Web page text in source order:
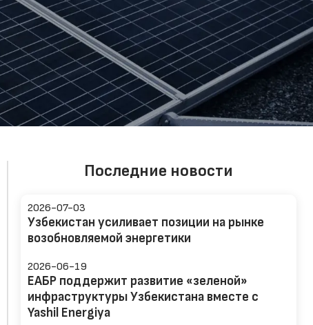
Последние новости
2026-07-03
Узбекистан усиливает позиции на рынке
возобновляемой энергетики
2026-06-19
ЕАБР поддержит развитие «зеленой»
инфраструктуры Узбекистана вместе с
Yashil Energiya